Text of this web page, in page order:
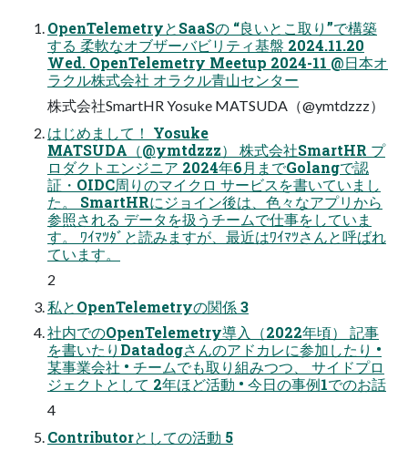
OpenTelemetryとSaaSの “良いとこ取り”で構築
する 柔軟なオブザーバビリティ基盤 2024.11.20
Wed. OpenTelemetry Meetup 2024-11 @日本オ
ラクル株式会社 オラクル青山センター
株式会社SmartHR Yosuke MATSUDA（@ymtdzzz）
はじめまして！ Yosuke
MATSUDA（@ymtdzzz） 株式会社SmartHR プ
ロダクトエンジニア 2024年6月までGolangで認
証・OIDC周りのマイクロ サービスを書いていまし
た。 SmartHRにジョイン後は、色々なアプリから
参照される データを扱うチームで仕事をしていま
す。 ﾜｲﾏﾂﾀﾞと読みますが、最近はﾜｲﾏﾂさんと呼ばれ
ています。
2
私とOpenTelemetryの関係 3
社内でのOpenTelemetry導入（2022年頃） 記事
を書いたりDatadogさんのアドカレに参加したり •
某事業会社 • チームでも取り組みつつ、 サイドプロ
ジェクトとして 2年ほど活動 • 今日の事例1でのお話
4
Contributorとしての活動 5